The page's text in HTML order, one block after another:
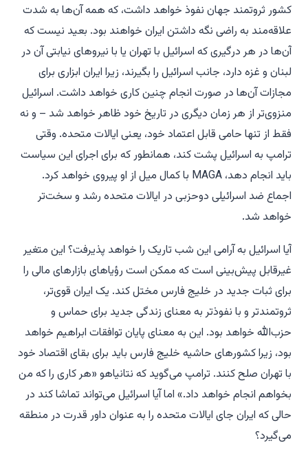
کشور ثروتمند جهان نفوذ خواهد داشت، که همه آن‌ها به شدت
علاقه‌مند به راضی نگه داشتن ایران خواهند بود. بعید نیست که
آن‌ها در هر درگیری که اسرائیل با تهران یا با نیروهای نیابتی آن در
لبنان و غزه دارد، جانب اسرائیل را بگیرند، زیرا ایران ابزاری برای
مجازات آن‌ها در صورت انجام چنین کاری خواهد داشت. اسرائیل
منزوی‌تر از هر زمان دیگری در تاریخ خود ظاهر خواهد شد – و نه
فقط از تنها حامی قابل اعتماد خود، یعنی ایالات متحده. وقتی
ترامپ به اسرائیل پشت کند، همانطور که برای اجرای این سیاست
باید انجام دهد، MAGA با کمال میل از او پیروی خواهد کرد.
اجماع ضد اسرائیلی دوحزبی در ایالات متحده رشد و سخت‌تر
خواهد شد.
آیا اسرائیل به آرامی این شب تاریک را خواهد پذیرفت؟ این متغیر
غیرقابل پیش‌بینی است که ممکن است رؤیاهای بازارهای مالی را
برای ثبات جدید در خلیج فارس مختل کند. یک ایران قوی‌تر،
ثروتمندتر و با نفوذتر به معنای زندگی جدید برای حماس و
حزب‌الله خواهد بود. این به معنای پایان توافقات ابراهیم خواهد
بود، زیرا کشورهای حاشیه خلیج فارس باید برای بقای اقتصاد خود
با تهران صلح کنند. ترامپ می‌گوید که نتانیاهو «هر کاری را که من
بخواهم انجام خواهد داد.» اما آیا اسرائیل می‌تواند تماشا کند در
حالی که ایران جای ایالات متحده را به عنوان داور قدرت در منطقه
می‌گیرد؟